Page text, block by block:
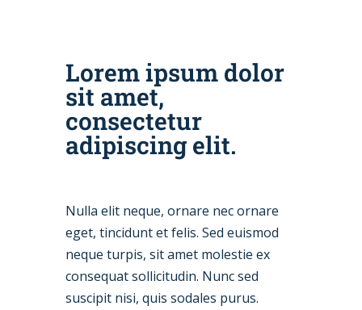
Lorem ipsum dolor
sit amet,
consectetur
adipiscing elit.
Nulla elit neque, ornare nec ornare
eget, tincidunt et felis. Sed euismod
neque turpis, sit amet molestie ex
consequat sollicitudin. Nunc sed
suscipit nisi, quis sodales purus.